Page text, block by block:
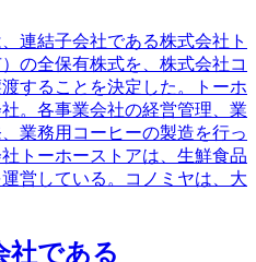
連結子会社である株式会社ト
の全保有株式を、株式会社コ
することを決定した。トーホ
。各事業会社の経営管理、業
業務用コーヒーの製造を行っ
トーホーストアは、生鮮食品
営している。コノミヤは、大
社である